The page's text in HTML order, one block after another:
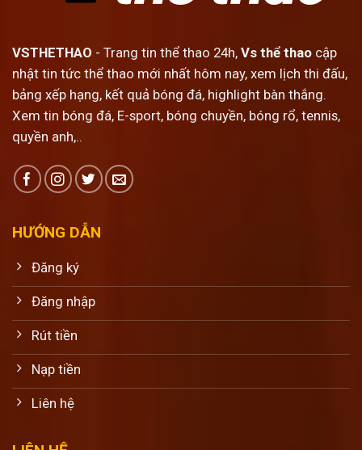
VSTHETHAO - Trang tin thể thao 24h, Vs thể thao cập
nhật tin tức thể thao mới nhất hôm nay, xem lịch thi đấu,
bảng xếp hạng, kết quả bóng đá, highlight bàn thắng.
Xem tin bóng đá, E-sport, bóng chuyền, bóng rổ, tennis,
quyền anh,..
HƯỚNG DẪN
Đăng ký
Đăng nhập
Rút tiền
Nạp tiền
Liên hệ